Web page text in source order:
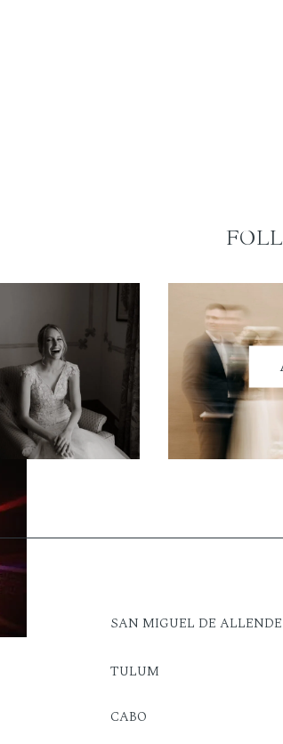
SAN MIGUEL DE ALLENDE
TULUM
CABO